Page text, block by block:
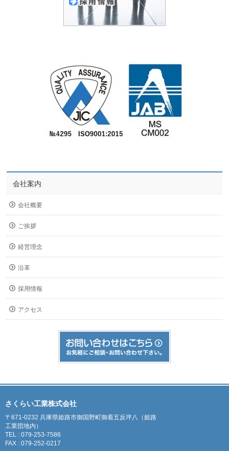
会社案内
会社概要
ご挨拶
経営理念
沿革
採用情報
アクセス
さくらい工業株式会社
〒671-0232 兵庫県姫路市御国野町御着五反坪八（姫路
工業団地内）
TEL : 079-253-7586
FAX : 079-252-0217